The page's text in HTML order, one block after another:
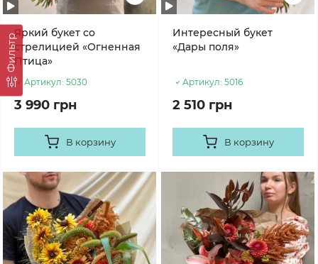
ФильтрЯркий букет со
стрелицией «Огненная
Птица»
Артикул: 5030
3 990 грн
В корзину
Интересный букет
«Дары поля»
Артикул: 5016
2 510 грн
В корзину